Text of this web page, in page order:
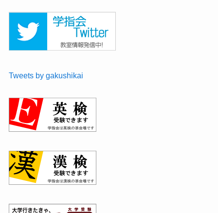
Tweets by gakushikai